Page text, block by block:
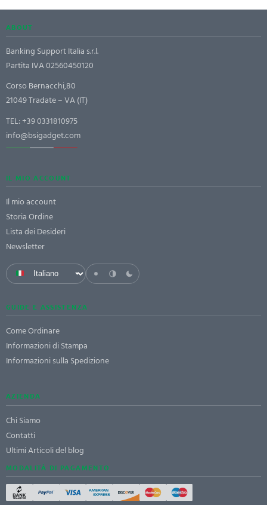
ABOUT
Banking Support Italia s.r.l.
Partita IVA 02560450120
Corso Bernacchi,80
21049 Tradate – VA (IT)
TEL:+39 0331810975
info@bsigadget.com
IL MIO ACCOUNT
Il mio account
Storia Ordine
Lista dei Desideri
Newsletter
GUIDE E ASSISTENZA
Come Ordinare
Informazioni di Stampa
Informazioni sulla Spedizione
AZIENDA
Chi Siamo
Contatti
Ultimi Articoli del blog
MODALITÀ DI PAGAMENTO